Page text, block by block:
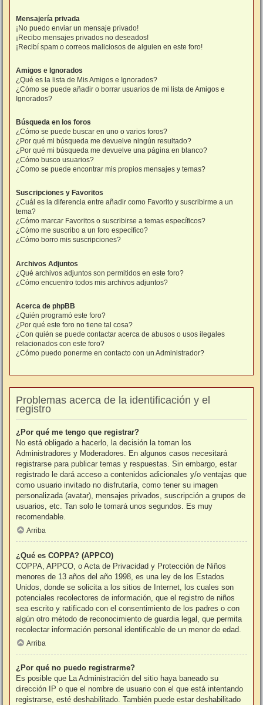
Mensajería privada
¡No puedo enviar un mensaje privado!
¡Recibo mensajes privados no deseados!
¡Recibí spam o correos maliciosos de alguien en este foro!
Amigos e Ignorados
¿Qué es la lista de Mis Amigos e Ignorados?
¿Cómo se puede añadir o borrar usuarios de mi lista de Amigos e
Ignorados?
Búsqueda en los foros
¿Cómo se puede buscar en uno o varios foros?
¿Por qué mi búsqueda me devuelve ningún resultado?
¿Por qué mi búsqueda me devuelve una página en blanco?
¿Cómo busco usuarios?
¿Como se puede encontrar mis propios mensajes y temas?
Suscripciones y Favoritos
¿Cuál es la diferencia entre añadir como Favorito y suscribirme a un
tema?
¿Cómo marcar Favoritos o suscribirse a temas específicos?
¿Cómo me suscribo a un foro específico?
¿Cómo borro mis suscripciones?
Archivos Adjuntos
¿Qué archivos adjuntos son permitidos en este foro?
¿Cómo encuentro todos mis archivos adjuntos?
Acerca de phpBB
¿Quién programó este foro?
¿Por qué este foro no tiene tal cosa?
¿Con quién se puede contactar acerca de abusos o usos ilegales
relacionados con este foro?
¿Cómo puedo ponerme en contacto con un Administrador?
Problemas acerca de la identificación y el
registro
¿Por qué me tengo que registrar?
No está obligado a hacerlo, la decisión la toman los
Administradores y Moderadores. En algunos casos necesitará
registrarse para publicar temas y respuestas. Sin embargo, estar
registrado le dará acceso a contenidos adicionales y/o ventajas que
como usuario invitado no disfrutaría, como tener su imagen
personalizada (avatar), mensajes privados, suscripción a grupos de
usuarios, etc. Tan solo le tomará unos segundos. Es muy
recomendable.
Arriba
¿Qué es COPPA? (APPCO)
COPPA, APPCO, o Acta de Privacidad y Protección de Niños
menores de 13 años del año 1998, es una ley de los Estados
Unidos, donde se solicita a los sitios de Internet, los cuales son
potenciales recolectores de información, que el registro de niños
sea escrito y ratificado con el consentimiento de los padres o con
algún otro método de reconocimiento de guardia legal, que permita
recolectar información personal identificable de un menor de edad.
Arriba
¿Por qué no puedo registrarme?
Es posible que La Administración del sitio haya baneado su
dirección IP o que el nombre de usuario con el que está intentando
registrarse, esté deshabilitado. También puede estar deshabilitado